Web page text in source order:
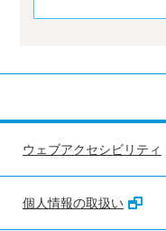
ウェブアクセシビリティ
個人情報の取扱い